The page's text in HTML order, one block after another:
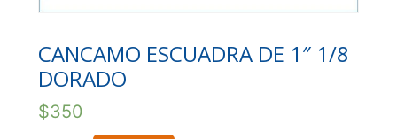
CANCAMO ESCUADRA DE 1″ 1/8
DORADO
$350